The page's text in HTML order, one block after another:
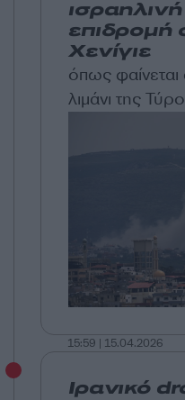
επιδρομή
Χενίγιε
όπως
λιμάνι της
15:59 | 15.04.2026
Ιρανικό